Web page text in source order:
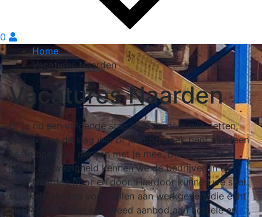
0
Home
Vacatures Naarden
Vacatures Naarden
Of je nu een volgende stap in je carrière wilt zetten,
tijdelijk aan de slag wilt of juist op zoek bent naar een
vaste baan, wij denken met je mee. Dankzij onze
lokale aanwezigheid kennen we de bedrijven in en
rond Naarden door en door. Hierdoor kunnen we snel
schakelen en jou voorstellen aan werkgevers die écht
bij je passen. Met een breed aanbod aan actuele en